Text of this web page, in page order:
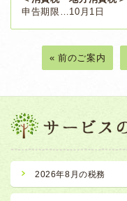
申告期限…10月1日
« 前のご案内
2026年8月の税務